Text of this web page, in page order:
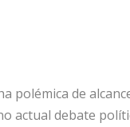
polémica de
actual debate